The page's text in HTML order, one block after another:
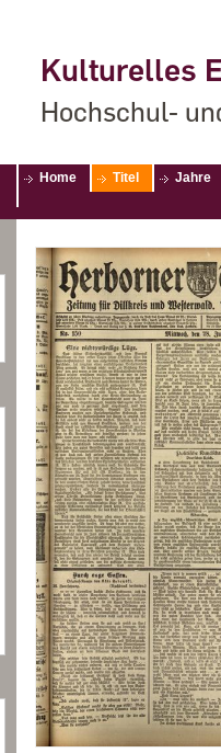
Kulturelles
Hochschul-
Home Titel Jahre